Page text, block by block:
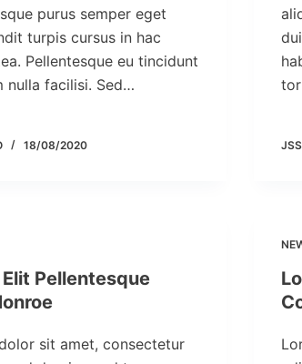
purus semper eget
turpis cursus in hac
Pellentesque eu tincidunt
nulla facilisi. Sed…
18/08/2020
Pellentesque
sit amet, consectetur